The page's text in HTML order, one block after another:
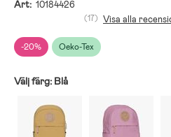
Art: 10184426
-20% Oeko-Tex
(17) Visa alla
Välj färg: Blå